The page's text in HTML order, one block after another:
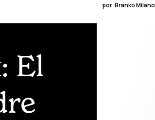
por Branko
El